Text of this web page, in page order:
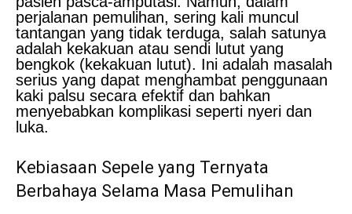
perjalanan pemulihan, sering kali muncul
tantangan yang tidak terduga, salah satunya
adalah kekakuan atau sendi lutut yang
bengkok (kekakuan lutut). Ini adalah masalah
serius yang dapat menghambat penggunaan
kaki palsu secara efektif dan bahkan
menyebabkan komplikasi seperti nyeri dan
luka.
Kebiasaan Sepele yang Ternyata
Berbahaya Selama Masa Pemulihan